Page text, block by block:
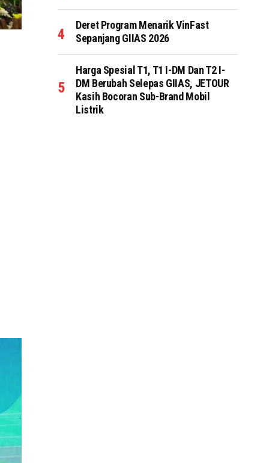
Deret Program Menarik VinFast
Sepanjang GIIAS 2026
Harga Spesial T1, T1 I-DM Dan T2 I-
DM Berubah Selepas GIIAS, JETOUR
Kasih Bocoran Sub-Brand Mobil
Listrik